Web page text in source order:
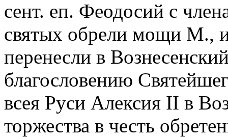
сент. еп. Феодосий с
святых обрели мощи М., и
перенесли в
благословению
всея Руси Алексия II в
торжества в честь